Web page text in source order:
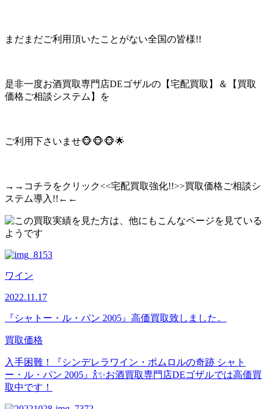
まだまだご利用頂いたことがない全国の皆様!!
是非一度お酒買取専門店DEゴザルの【宅配買取】＆【買取
価格ご相談システム】を
ご利用下さいませ🐵🐵🐵🌟
→→コチラをクリック<<宅配買取強化!!>>買取価格ご相談シ
ステム導入!!←←
ワイン
2022.11.17
『シャトー・ル・パン 2005』高価買取致しました。
買取価格
入手困難！『シンデレラワイン・ポムロルの奇跡 シャト
ー・ル・パン 2005』🍾✨お酒買取専門店DEゴザルでは高価買
取中です！